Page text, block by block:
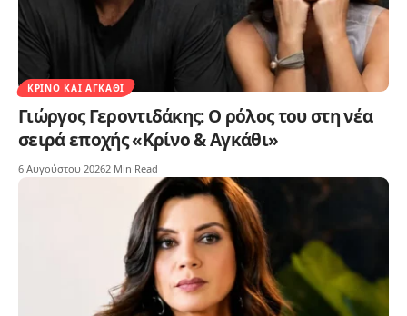
ΚΡΊΝΟ ΚΑΙ ΑΓΚΆΘΙ
Γιώργος Γεροντιδάκης: Ο ρόλος του στη νέα
σειρά εποχής «Κρίνο & Αγκάθι»
6 Αυγούστου 20262 Min Read